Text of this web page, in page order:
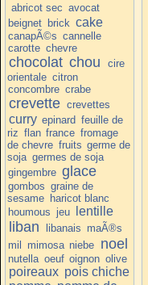
abricot sec avocat
beignet brick cake
canapÃ©s cannelle
carotte chevre
chocolat chou
cire
orientale citron
concombre crabe
crevette crevettes
curry epinard feuille de
riz flan france fromage
de chevre fruits germe de
soja germes de soja
gingembre glace
gombos graine de
sesame haricot blanc
houmous jeu lentille
liban libanais maÃ®s
mil mimosa niebe noel
nutella oeuf oignon olive
poireaux pois chiche